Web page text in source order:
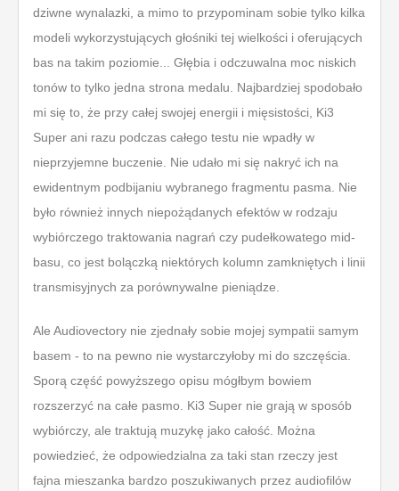
dziwne wynalazki, a mimo to przypominam sobie tylko kilka
modeli wykorzystujących głośniki tej wielkości i oferujących
bas na takim poziomie... Głębia i odczuwalna moc niskich
tonów to tylko jedna strona medalu. Najbardziej spodobało
mi się to, że przy całej swojej energii i mięsistości, Ki3
Super ani razu podczas całego testu nie wpadły w
nieprzyjemne buczenie. Nie udało mi się nakryć ich na
ewidentnym podbijaniu wybranego fragmentu pasma. Nie
było również innych niepożądanych efektów w rodzaju
wybiórczego traktowania nagrań czy pudełkowatego mid-
basu, co jest bolączką niektórych kolumn zamkniętych i linii
transmisyjnych za porównywalne pieniądze.
Ale Audiovectory nie zjednały sobie mojej sympatii samym
basem - to na pewno nie wystarczyłoby mi do szczęścia.
Sporą część powyższego opisu mógłbym bowiem
rozszerzyć na całe pasmo. Ki3 Super nie grają w sposób
wybiórczy, ale traktują muzykę jako całość. Można
powiedzieć, że odpowiedzialna za taki stan rzeczy jest
fajna mieszanka bardzo poszukiwanych przez audiofilów